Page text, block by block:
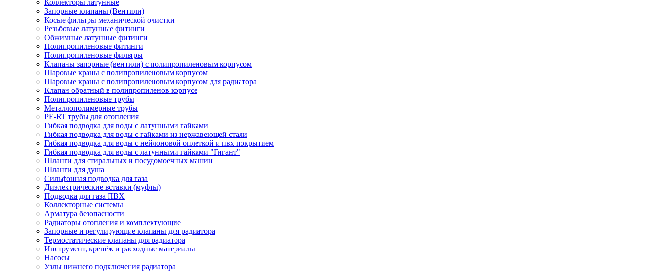
Коллекторы латунные
Запорные клапаны (Вентили)
Косые фильтры механической очистки
Резьбовые латунные фитинги
Обжимные латунные фитинги
Полипропиленовые фитинги
Полипропиленовые фильтры
Клапаны запорные (вентили) с полипропиленовым корпусом
Шаровые краны с полипропиленовым корпусом
Шаровые краны с полипропиленовым корпусом для радиатора
Клапан обратный в полипропиленов корпусе
Полипропиленовые трубы
Металлополимерные трубы
PE-RT трубы для отопления
Гибкая подводка для воды с латунными гайками
Гибкая подводка для воды с гайками из нержавеющей стали
Гибкая подводка для воды с нейлоновой оплеткой и пвх покрытием
Гибкая подводка для воды с латунными гайками "Гигант"
Шланги для стиральных и посудомоечных машин
Шланги для душа
Сильфонная подводка для газа
Диэлектрические вставки (муфты)
Подводка для газа ПВХ
Коллекторные системы
Арматура безопасности
Радиаторы отопления и комплектующие
Запорные и регулирующие клапаны для радиатора
Термостатические клапаны для радиатора
Инструмент, крепёж и расходные материалы
Насосы
Узлы нижнего подключения радиатора